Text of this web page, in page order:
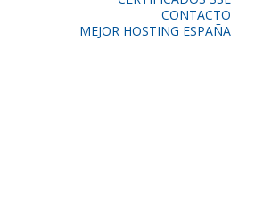
CONTACTO
MEJOR HOSTING ESPAÑA